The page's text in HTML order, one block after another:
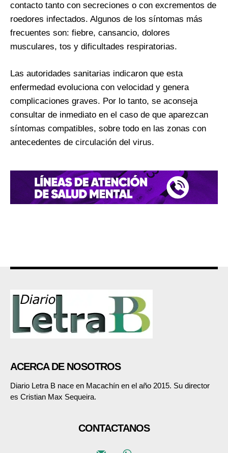
contacto tanto con secreciones o con excrementos de
roedores infectados. Algunos de los síntomas más
frecuentes son: fiebre, cansancio, dolores
musculares, tos y dificultades respiratorias.
Las autoridades sanitarias indicaron que esta
enfermedad evoluciona con velocidad y genera
complicaciones graves. Por lo tanto, se aconseja
consultar de inmediato en el caso de que aparezcan
síntomas compatibles, sobre todo en las zonas con
antecedentes de circulación del virus.
ACERCA DE NOSOTROS
Diario Letra B nace en Macachín en el año 2015. Su director
es Cristian Max Sequeira.
CONTACTANOS